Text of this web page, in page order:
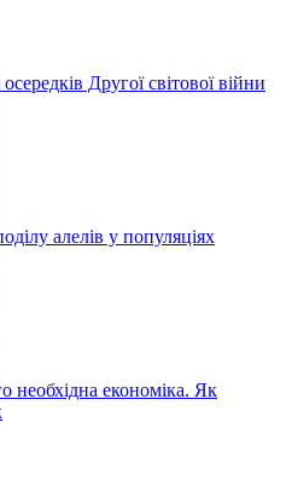
Другої світової війни
алелів у популяціях
необхідна економіка. Як